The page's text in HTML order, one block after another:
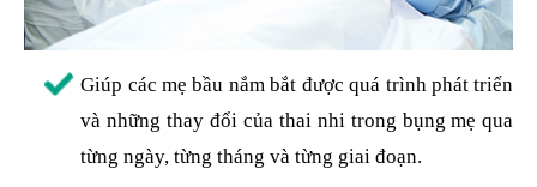
Giúp các mẹ bầu nắm bắt được quá trình phát triển
và những thay đổi của thai nhi trong bụng mẹ qua
từng ngày, từng tháng và từng giai đoạn.